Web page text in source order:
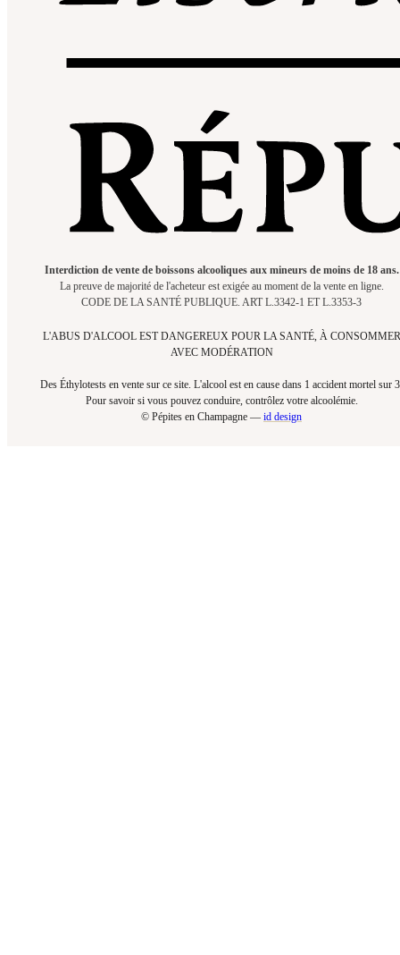
Interdiction de vente de boissons alcooliques aux mineurs de moins de 18 ans.
La preuve de majorité de l'acheteur est exigée au moment de la vente en ligne.
CODE DE LA SANTÉ PUBLIQUE. ART L.3342-1 ET L.3353-3
L'ABUS D'ALCOOL EST DANGEREUX POUR LA SANTÉ, À CONSOMMER
AVEC MODÉRATION
Des Éthylotests en vente sur ce site. L'alcool est en cause dans 1 accident mortel sur
Pour savoir si vous pouvez conduire, contrôlez votre alcoolémie.​
© Pépites en Champagne — id design